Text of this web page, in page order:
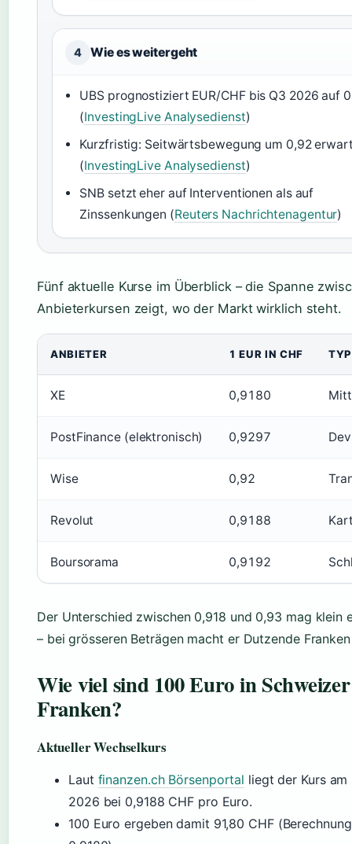
4 Wie es weitergeht
UBS prognostiziert EUR/CHF bis Q3 2026 auf
(InvestingLive Analysedienst)
Kurzfristig: Seitwärtsbewegung um 0,92
(InvestingLive Analysedienst)
SNB setzt eher auf Interventionen als auf
Zinssenkungen (Reuters Nachrichtenagentur)
Fünf aktuelle Kurse im Überblick – die Spanne
Anbieterkursen zeigt, wo der Markt wirklich steht.
ANBIETER 1 EUR IN CHF TYP
XE 0,9180
PostFinance (elektronisch) 0,9297
Wise 0,92
Revolut 0,9188
Boursorama 0,9192
Der Unterschied zwischen 0,918 und 0,93 mag klein
– bei grösseren Beträgen macht er Dutzende
Wie viel sind 100 Euro in Schweizer
Franken?
Aktueller Wechselkurs
Laut finanzen.ch Börsenportal liegt der Kurs am
2026 bei 0,9188 CHF pro Euro.
100 Euro ergeben damit 91,80 CHF